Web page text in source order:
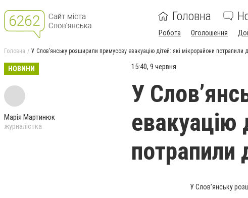
Головна
Робота Оголошення
Головна У Слов’янську розширили примусову евакуацію дітей: які мікрорайони потрапили
НОВИНИ
Марія Мартинюк
журналістка
15:40, 9 червня
У
евакуацію
потрапили
У Слов’янську